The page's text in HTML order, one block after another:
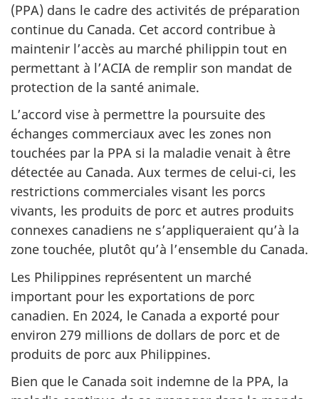
(PPA) dans le cadre des activités de préparation
continue du Canada. Cet accord contribue à
maintenir l’accès au marché philippin tout en
permettant à l’ACIA de remplir son mandat de
protection de la santé animale.
L’accord vise à permettre la poursuite des
échanges commerciaux avec les zones non
touchées par la PPA si la maladie venait à être
détectée au Canada. Aux termes de celui-ci, les
restrictions commerciales visant les porcs
vivants, les produits de porc et autres produits
connexes canadiens ne s’appliqueraient qu’à la
zone touchée, plutôt qu’à l’ensemble du Canada.
Les Philippines représentent un marché
important pour les exportations de porc
canadien. En 2024, le Canada a exporté pour
environ 279 millions de dollars de porc et de
produits de porc aux Philippines.
Bien que le Canada soit indemne de la PPA, la